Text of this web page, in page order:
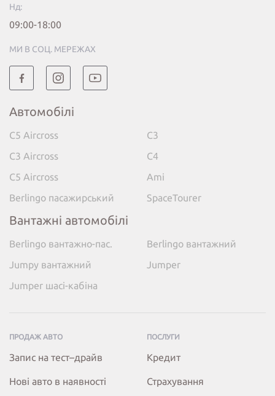
Нд:
09:00-18:00
МИ В СОЦ. МЕРЕЖАХ
Автомобілі
C5 Aircross
C3
C3 Aircross
C4
C5 Aircross
Ami
Berlingo пасажирський
SpaceTourer
Вантажні автомобілі
Berlingo вантажно-пас.
Berlingo вантажний
Jumpy вантажний
Jumper
Jumper шасі-кабіна
ПРОДАЖ АВТО
Запис на тест–драйв
Нові авто в наявності
ПОСЛУГИ
Кредит
Страхування